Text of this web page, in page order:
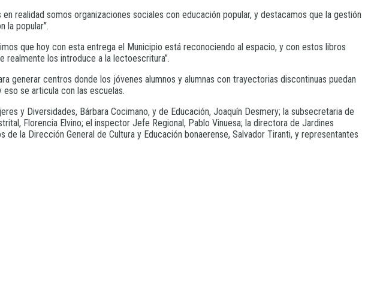
realidad somos organizaciones sociales con educación popular, y destacamos que la gestión
la popular”.
que hoy con esta entrega el Municipio está reconociendo al espacio, y con estos libros
realmente los introduce a la lectoescritura”.
generar centros donde los jóvenes alumnos y alumnas con trayectorias discontinuas puedan
se articula con las escuelas.
y Diversidades, Bárbara Cocimano, y de Educación, Joaquín Desmery; la subsecretaria de
Florencia Elvino; el inspector Jefe Regional, Pablo Vinuesa; la directora de Jardines
la Dirección General de Cultura y Educación bonaerense, Salvador Tiranti, y representantes